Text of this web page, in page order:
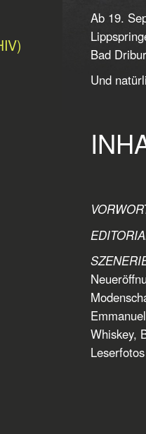
Ab 19.
Bad
Und
Whiskey,